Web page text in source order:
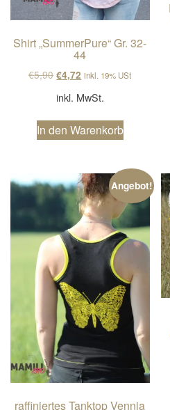
Shirt „SummerPure“ Gr. 32-
44
€5,90Ursprünglicher Preis war:
€4,72 Aktueller Preis ist:
inkl. 19% USt
inkl. MwSt.
In den Warenkorb
Angebot!
raffiniertes Tanktop Vennja